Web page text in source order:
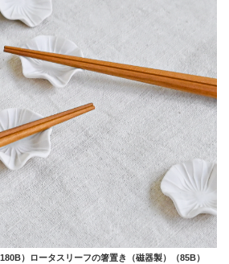
）ロータスリーフの箸置き（磁器製）（85B）